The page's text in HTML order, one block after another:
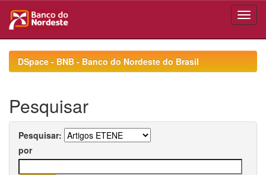
navigationDSpace - BNB - Banco do Nordeste do Brasil
Pesquisar
Pesquisar:
por